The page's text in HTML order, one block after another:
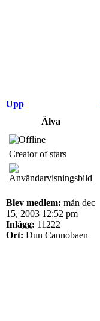
Upp
Älva
Creator of stars
Blev medlem: mån dec
15, 2003 12:52 pm
Inlägg: 11222
Ort: Dun Cannobaen